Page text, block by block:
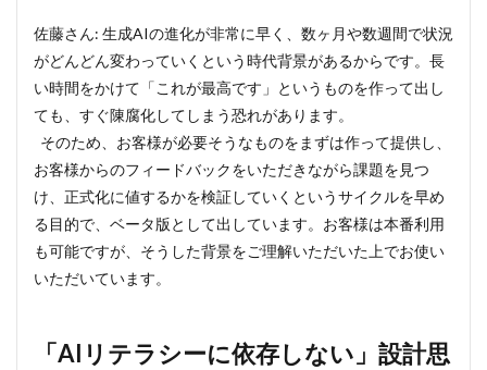
4
汎用
機能
は自
社、
専門
領域
ート
ナ
ー。
エコ
シス
る価
値最
佐藤さん: 生成AIの進化が非常に早く、数ヶ月や数週間で状況
がどんどん変わっていくという時代背景があるからです。長
い時間をかけて「これが最高です」というものを作って出し
ても、すぐ陳腐化してしまう恐れがあります。
そのため、お客様が必要そうなものをまずは作って提供し、
お客様からのフィードバックをいただきながら課題を見つ
け、正式化に値するかを検証していくというサイクルを早め
る目的で、ベータ版として出しています。お客様は本番利用
も可能ですが、そうした背景をご理解いただいた上でお使い
いただいています。
「AIリテラシーに依存しない」設計思